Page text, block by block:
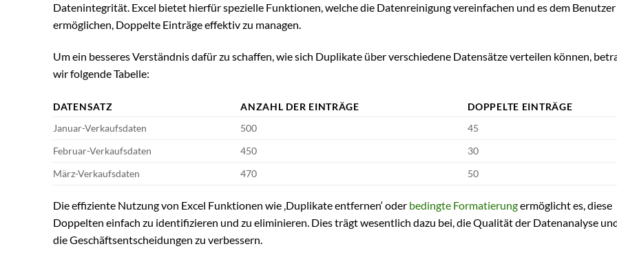
Datenintegrität. Excel bietet hierfür spezielle Funktionen, welche die Datenreinigung vereinfachen und es dem Benutzer
ermöglichen, Doppelte Einträge effektiv zu managen.
Um ein besseres Verständnis dafür zu schaffen, wie sich Duplikate über verschiedene Datensätze verteilen können,
wir folgende Tabelle:
DATENSATZ ANZAHL DER EINTRÄGE
DOPPELTE EINTRÄGE
Januar-Verkaufsdaten
500
45
Februar-Verkaufsdaten
450
30
März-Verkaufsdaten
470 50
Die effiziente Nutzung von Excel Funktionen wie ‚Duplikate entfernen‘ oder bedingte Formatierungermöglicht es, diese
Doppelten einfach zu identifizieren und zu eliminieren. Dies trägt wesentlich dazu bei, die Qualität der Datenanalyse
die Geschäftsentscheidungen zu verbessern.